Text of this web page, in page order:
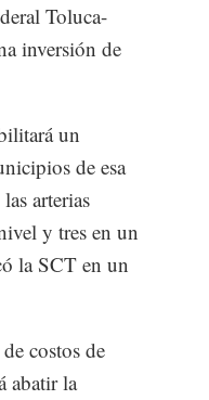
Toluca-
inversión de
un
de esa
arterias
y tres en un
la SCT en un
costos de
abatir la